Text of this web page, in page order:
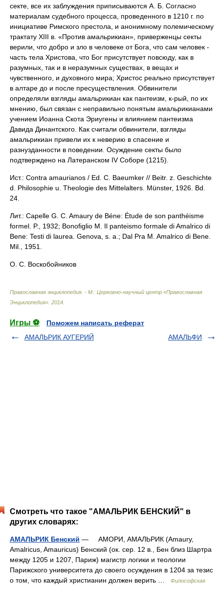
секте, все их заблуждения приписываются А. Б. Согласно
материалам судебного процесса, проведенного в 1210 г. по
инициативе Римского престола, и анонимному полемическому
трактату XIII в. «Против амальрикиан», приверженцы секты
верили, что добро и зло в человеке от Бога, что сам человек -
часть тела Христова, что Бог присутствует повсюду, как в
разумных, так и в неразумных существах, в вещах и
чувственного, и духовного мира; Христос реально присутствует
в алтаре до и после пресуществления. Обвинители
определяли взгляды амальрикиан как пантеизм, к-рый, по их
мнению, был связан с неправильно понятым амальрикианами
учением Иоанна Скота Эриугены и влиянием пантеизма
Давида Динантского. Как считали обвинители, взгляды
амальрикиан привели их к неверию в спасение и
разнузданности в поведении. Осуждение секты было
подтверждено на Латеранском IV Соборе (1215).
Ист.: Contra amaurianos / Ed. C. Baeumker // Beitr. z. Geschichte
d. Philosophie u. Theologie des Mittelalters. Münster, 1926. Bd.
24.
Лит.: Capelle G. C. Amaury de Béne: Étude de son panthéisme
formel. P., 1932; Bonofiglio M. Il panteismo formale di Amalrico di
Bene: Testi di laurea. Genova, s. a.; Dal Pra M. Amalrico di Bene.
Mil., 1951.
О. С. Воскобойников
Православная энциклопедия. - М.: Церковно-научный центр «Православная
Энциклопедия» 2014
Игры ⚽
Поможем написать реферат
АМАЛЬРИК АУГЕРИЙ
АМАЛЬФИ
Смотреть что такое "АМАЛЬРИК БЕНСКИЙ" в
других словарях:
АМАЛЬРИК Бенский — АМОРИ, АМАЛЬРИК (Amaury,
Amalricus, Amauricus) Бенский (ок. сер. 12 в., Бен близ Шартра
между 1205 и 1207, Париж) магистр логики и теологии
Парижского университета до своего осуждения в 1204 за тезис
о том, что каждый христианин должен верить …
Философская